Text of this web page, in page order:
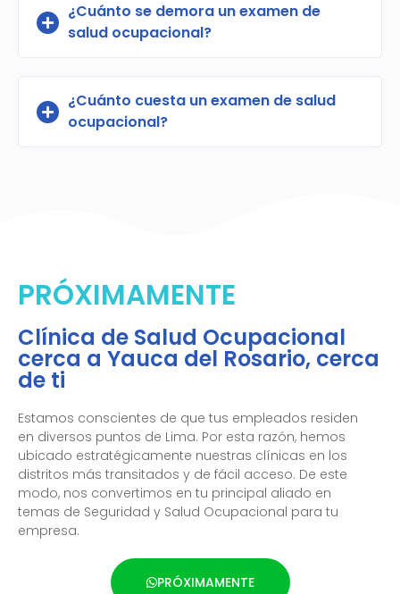
¿Cuánto se demora un examen de
salud ocupacional?
¿Cuánto cuesta un examen de salud
ocupacional?
PRÓXIMAMENTE
Clínica de Salud Ocupacional
cerca a Yauca del Rosario, cerca
de ti
Estamos conscientes de que tus empleados residen
en diversos puntos de Lima. Por esta razón, hemos
ubicado estratégicamente nuestras clínicas en los
distritos más transitados y de fácil acceso. De este
modo, nos convertimos en tu principal aliado en
temas de Seguridad y Salud Ocupacional para tu
empresa.
PRÓXIMAMENTE